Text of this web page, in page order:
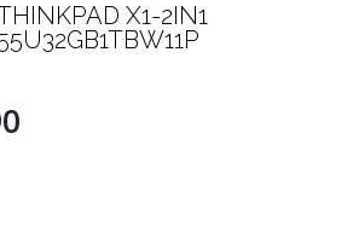
X1-2IN1